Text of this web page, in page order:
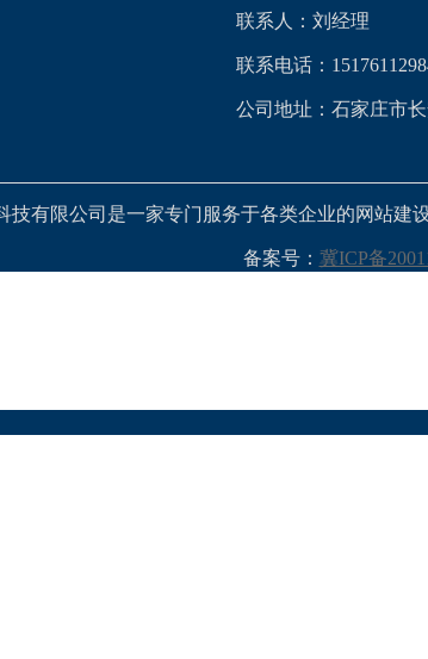
联系人：刘经理
联系电话：
公司地址：石家庄市
技有限公司是一家专门服务于各类企业的网站建
备案号： 冀ICP备